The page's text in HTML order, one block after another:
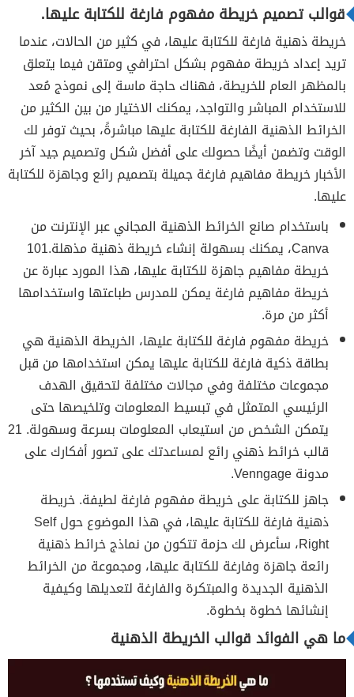
قوالب تصميم خريطة مفهوم فارغة للكتابة عليها.
خريطة ذهنية فارغة للكتابة عليها، في كثير من الحالات، عندما
تريد إعداد خريطة مفهوم بشكل احترافي ومتقن فيما يتعلق
بالمظهر العام للخريطة، فهناك حاجة ماسة إلى نموذج مُعد
للاستخدام المباشر والتواجد، يمكنك الاختيار من بين الكثير من
الخرائط الذهنية الفارغة للكتابة عليها مباشرةً، بحيث توفر لك
الوقت وتضمن أيضًا حصولك على أفضل شكل وتصميم جيد آخر
الأخبار خريطة مفاهيم فارغة جميلة بتصميم رائع وجاهزة للكتابة
عليها.
باستخدام صانع الخرائط الذهنية المجاني عبر الإنترنت من
Canva، يمكنك بسهولة إنشاء خريطة ذهنية مذهلة.101
خريطة مفاهيم جاهزة للكتابة عليها، هذا المورد عبارة عن
خريطة مفاهيم فارغة يمكن للمدرس طباعتها واستخدامها
أكثر من مرة.
خريطة مفهوم فارغة للكتابة عليها، الخريطة الذهنية هي
بطاقة ذكية فارغة للكتابة عليها يمكن استخدامها من قبل
مجموعات مختلفة وفي مجالات مختلفة لتحقيق الهدف
الرئيسي المتمثل في تبسيط المعلومات وتلخيصها حتى
يتمكن الشخص من استيعاب المعلومات بسرعة وسهولة. 21
قالب خرائط ذهني رائع لمساعدتك على تصور أفكارك على
مدونة Venngage.
جاهز للكتابة على خريطة مفهوم فارغة لطيفة. خريطة
ذهنية فارغة للكتابة عليها، في هذا الموضوع حول Self
Right، سأعرض لك حزمة تتكون من نماذج خرائط ذهنية
رائعة جاهزة وفارغة للكتابة عليها، ومجموعة من الخرائط
الذهنية الجديدة والمبتكرة والفارغة لتعديلها وكيفية
إنشائها خطوة بخطوة.
ما هي الفوائد قوالب الخريطة الذهنية